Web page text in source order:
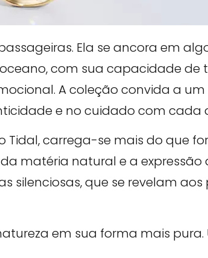
Ela se ancora em
com sua capacidade
A coleção convida a
e no cuidado com cada
Tidal, carrega-se mais do que
matéria natural e a
silenciosas, que se revelam
em sua forma mais